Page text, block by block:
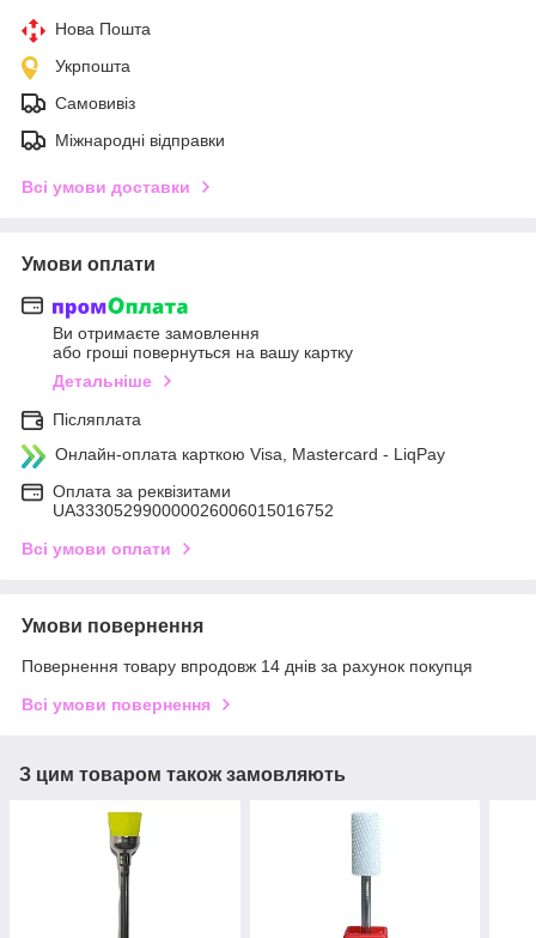
Нова Пошта
Укрпошта
Самовивіз
Міжнародні відправки
Всі умови доставки
Умови оплати
Ви отримаєте замовлення
або гроші повернуться на вашу картку
Детальніше
Післяплата
Онлайн-оплата карткою Visa, Mastercard - LiqPay
Оплата за реквізитами
UA333052990000026006015016752
Всі умови оплати
Умови повернення
Повернення товару впродовж 14 днів за рахунок покупця
Всі умови повернення
З цим товаром також замовляють